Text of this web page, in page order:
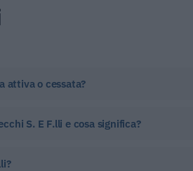
attiva o cessata?
S. E F.lli e cosa significa?